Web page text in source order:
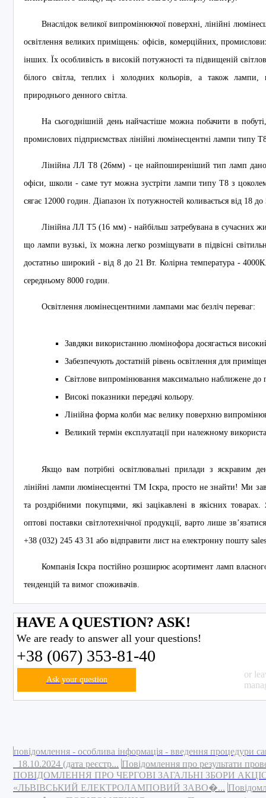
Внаслідок великої випромінюючої поверхні, лінійні
освітлення великих приміщень: офісів, комерційних,
інших. Їх особливість в високій потужності та підвищеній
білого світла, теплих і холодних кольорів, a також
природнього денного світла.
На сьогоднішній день найчастіше можна побачити в
промислових підприємствах лінійні люмінесцентні лампи типу
Лінійна ЛЛ Т8 (26мм) - це найпоширеніший тип ламп
офіси, школи - саме тут можна зустріти лампи типу Т8 з цоколем
сягає 12000 годин. Діапазон їх потужностей коливається від 18 до
Лінійна ЛЛ T5 (16 мм) - найбільш затребувана в сучасних
що лампи вузькі, їх можна легко розміщувати в підвісні
достатньо широкий - від 8 до 21 Вт. Колірна температура -
середньому 8000 годин.
Освітлення люмінесцентними лампами має безліч переваг:
Завдяки використанню люмінофора досягається високий
Забезпечують достатній рівень освітлення для
Світлове випромінювання максимально наближене до
Високі показники передачі кольору.
Лінійна форма колби має велику поверхню
Великий термін експлуатації при належному
Якщо вам потрібні освітлювальні прилади з яскравим
лінійні лампи люмінесцентні ТМ Іскра, просто не знайти! Ми
та роздрібними покупцями, які зацікавлені в якісних
оптові поставки світлотехнічної продукції, варто лише
+38 (032) 245 43 31 або відправити лист на електронну пошту
Компанія Іскра постійно розширює асортимент ламп
тенденцій та вимог споживачів.
HAVE A QUESTION? ASK!
We are ready to answer all your questions!
+38 (067) 353-81-40
Ask your question
or
повідомлення - особлива інформація - введення процедури
18.10.2024 (дата реєстр... Повідомлення про результати
ПОВІДОМЛЕННЯ ПРО ЧЕРГОВІ ЗАГАЛЬНІ ЗБОРИ
«ЛЬВІВСЬКИЙ ЕЛЕКТРОЛАМПОВИЙ ЗАВО�...